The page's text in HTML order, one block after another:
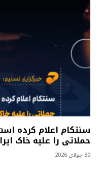
سنتکام اعلام کرده
حملاتی را علیه خاک
30 جولای 2026